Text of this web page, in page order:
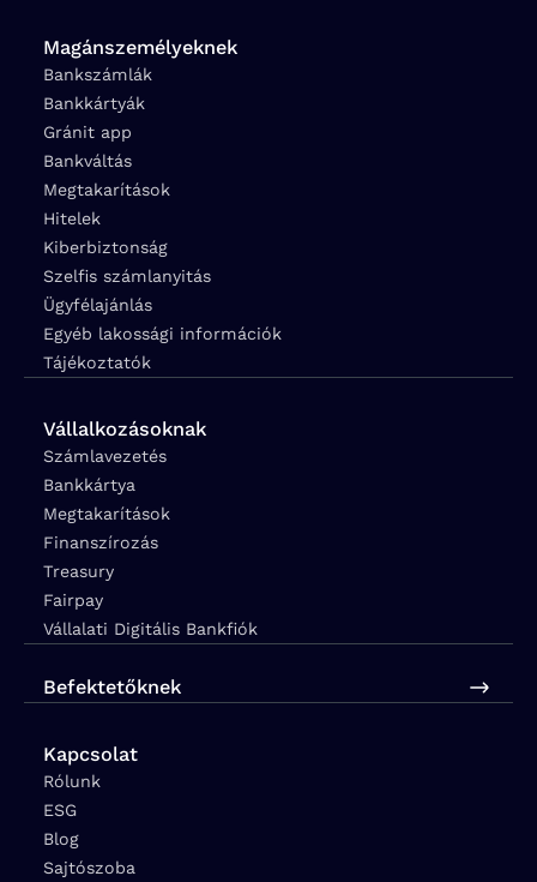
Magánszemélyeknek
Bankszámlák
Bankkártyák
Gránit app
Bankváltás
Megtakarítások
Hitelek
Kiberbiztonság
Szelfis számlanyitás
Ügyfélajánlás
Egyéb lakossági információk
Tájékoztatók
Vállalkozásoknak
Számlavezetés
Bankkártya
Megtakarítások
Finanszírozás
Treasury
Fairpay
Vállalati Digitális Bankfiók
Befektetőknek
Kapcsolat
Rólunk
ESG
Blog
Sajtószoba